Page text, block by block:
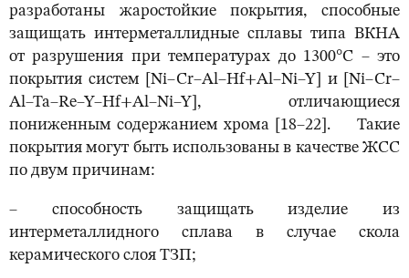
разработаны жаростойкие покрытия, способные
защищать интерметаллидные сплавы типа ВКНА
от разрушения при температурах до 1300°С – это
покрытия систем [Ni–Cr–Al–Hf+Al–Ni–Y] и [Ni–Cr–
Al–Ta–Re–Y–Hf+Al–Ni–Y], отличающиеся
пониженным содержанием хрома [18–22]. Такие
покрытия могут быть использованы в качестве ЖСС
по двум причинам:
– способность защищать изделие из
интерметаллидного сплава в случае скола
керамического слоя ТЗП;